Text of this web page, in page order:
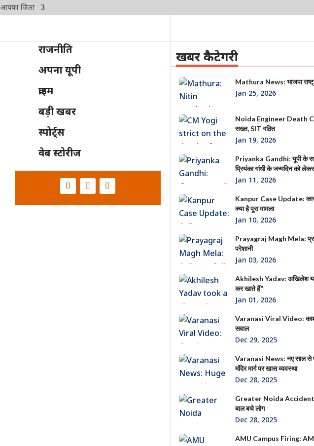
आपका जिला
राजनीति
अपना यूपी
क्राइम
बड़ी खबर
स्पोर्ट्स
वेब स्टोरीज
खबर कैटेगरी
Mathura News: भाजपा
Jan 25, 2026
Noida Engineer Death
सख्त, SIT गठित
Jan 19, 2026
Priyanka Gandhi: यूपी के
प्रियंका गांधी के जन्मदिन को
Jan 11, 2026
Kanpur Case Update:
क्या है पूरा मामला
Jan 10, 2026
Prayagraj Magh Mela:
परेशानी
Jan 03, 2026
Akhilesh Yadav: अखिलेश
कर खाते हैं”
Jan 01, 2026
Varanasi Viral Video: काशी
सवाल
Dec 29, 2025
Varanasi News: नए साल से
मंदिर मार्ग पर खास व्यवस्था
Dec 28, 2025
Greater Noida Accident:
बाल बचे लोग
Dec 28, 2025
AMU Campus Firing: AMU